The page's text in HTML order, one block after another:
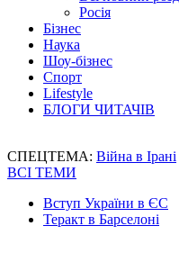
Росія
Бізнес
Наука
Шоу-бізнес
Спорт
Lifestyle
БЛОГИ ЧИТАЧІВ
СПЕЦТЕМА: Війна в Ірані
ВСІ ТЕМИ
Вступ України в ЄС
Теракт в Барселоні